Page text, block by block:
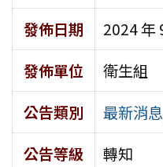
發佈日期
2024 年
發佈單位
衛生組
公告類別
最新消息
公告等級
轉知